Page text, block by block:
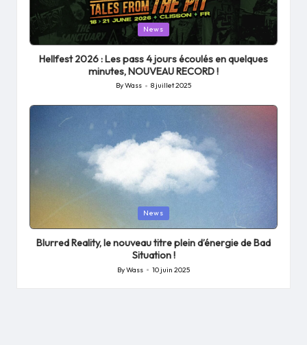
Posted
in
News
Hellfest 2026 : Les pass 4 jours écoulés en quelques
minutes, NOUVEAU RECORD !
Posted
by
ByWass 8 juillet 2025
in
News
Blurred Reality, le nouveau titre plein d’énergie de Bad
Situation !
Posted
ByWass 10 juin 2025